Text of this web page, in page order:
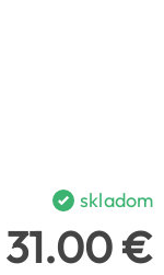
skladom
31.00 €